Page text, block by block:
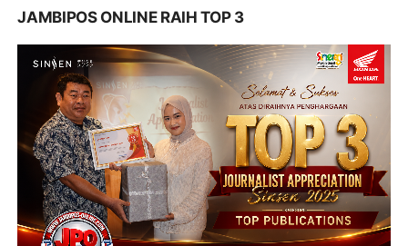
JAMBIPOS ONLINE RAIH TOP 3